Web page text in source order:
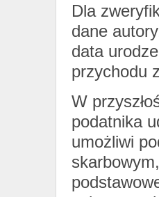
Dla
dane
data
przychodu
W
podatnika
umożliwi